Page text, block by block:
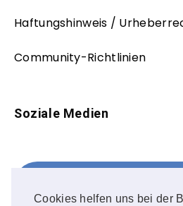
Cookies helfen uns bei der
Haftungshinweis /
Community-Richtlinien
Soziale Medien
FOLLOW ME!